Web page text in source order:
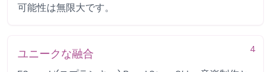
可能性は無限大です。
4
ユニークな融合